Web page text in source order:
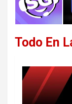
Todo En